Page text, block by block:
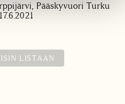
Pääskyvuori Turku
17.6.2021
LISTAAN